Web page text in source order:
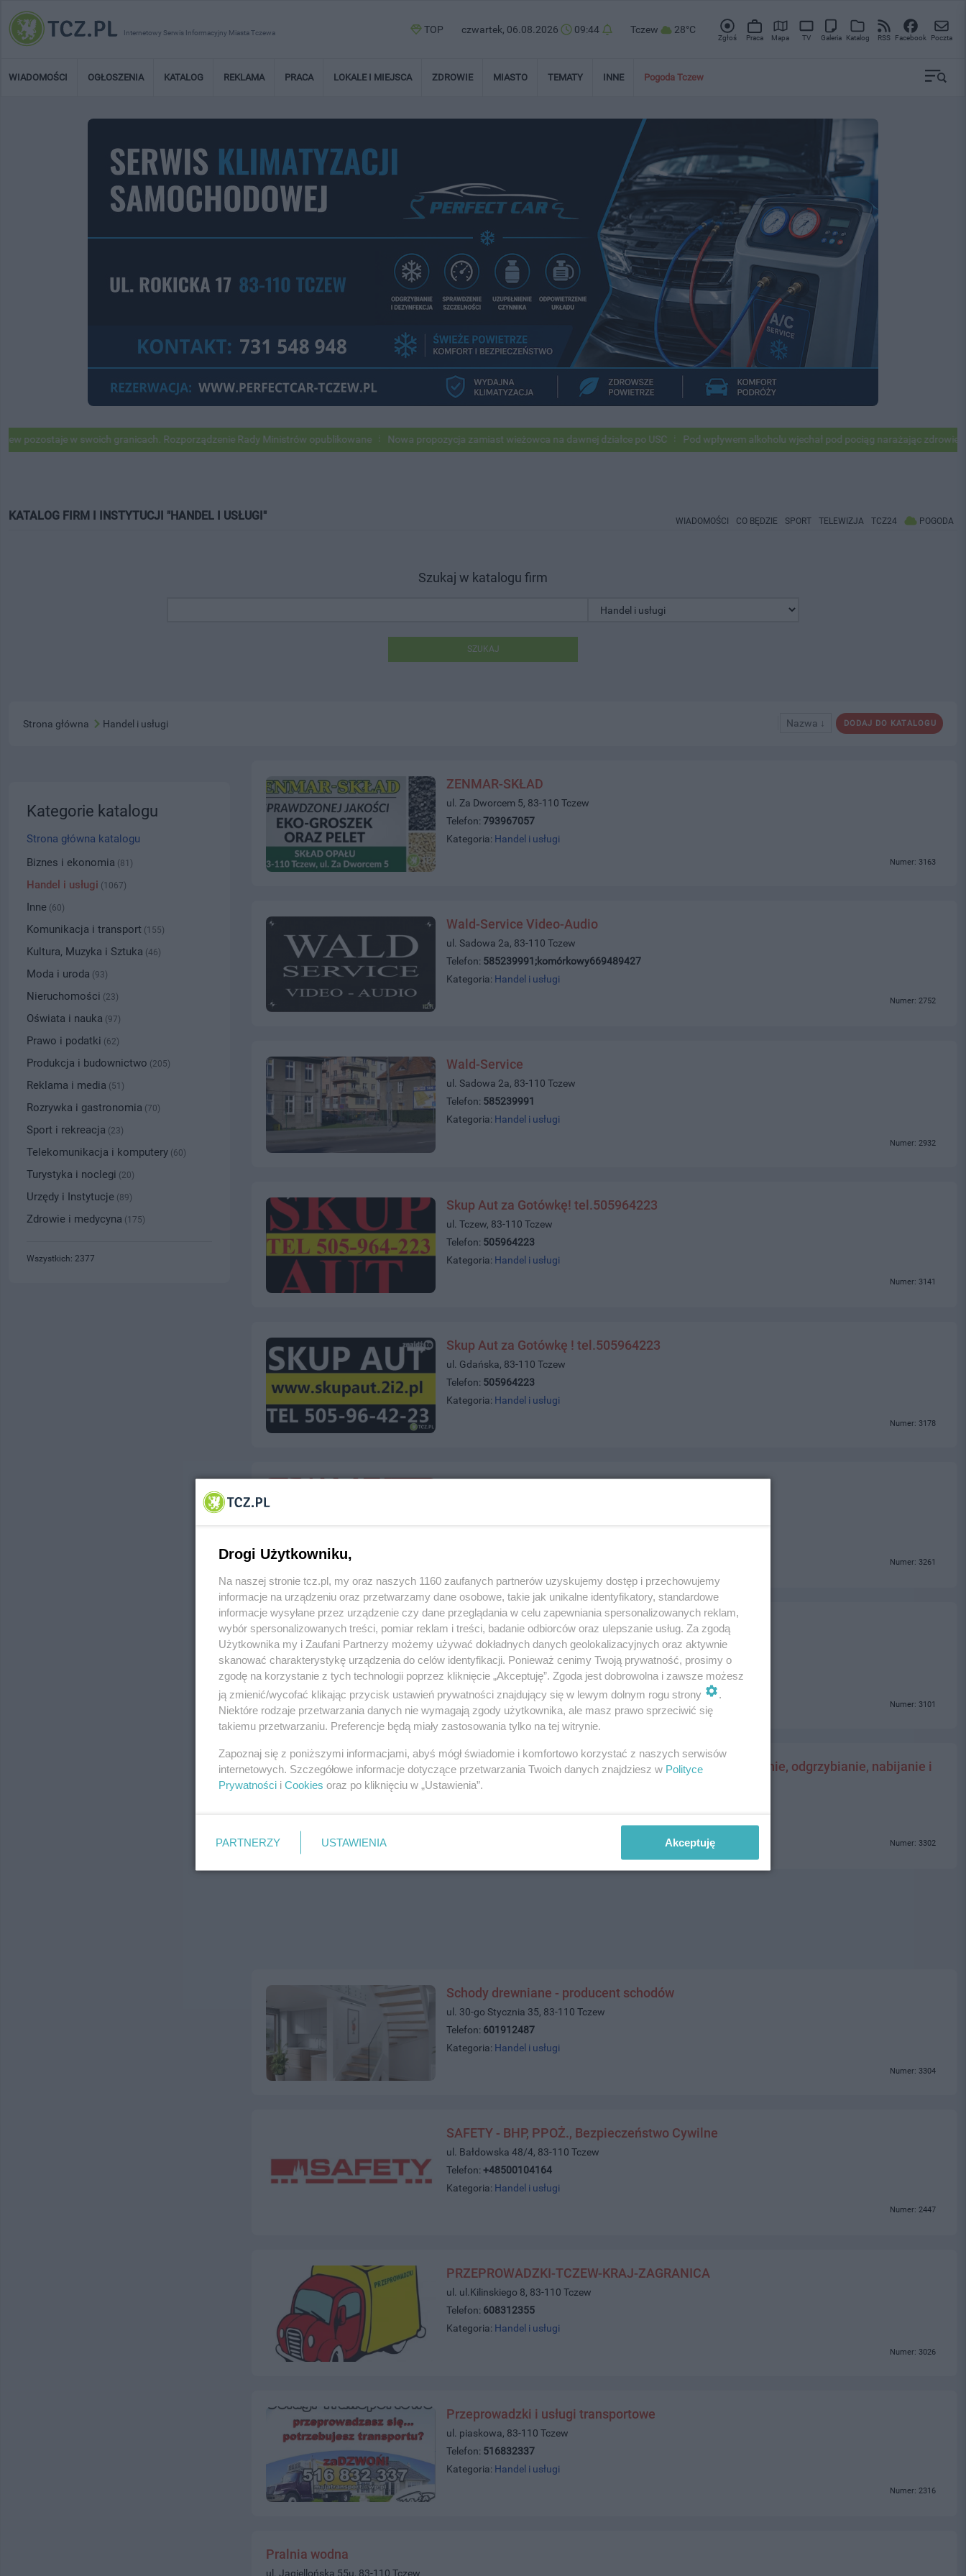
Internetowy Serwis Informacyjny Miasta Tczewa TOP czwartek, 06.08.2026 09:44 Tczew 28°C
Zgłoś Praca Mapa TV Galeria Katalog RSS Facebook Poczta
WIADOMOŚCI OGŁOSZENIA KATALOG REKLAMA PRACA LOKALE I MIEJSCA ZDROWIE MIASTO TEMATY INNE Pogoda Tczew
w swoich granicach. Rozporządzenie Rady Ministrów opublikowane Nowa propozycja zamiast wieżowca na dawnej działce po USC Pod wpływem alkoholu wjechał pod pociąg narażając zdrowie i życie ok
KATALOG FIRM I INSTYTUCJI "HANDEL I USŁUGI" WIADOMOŚCI CO BĘDZIE SPORT TELEWIZJA TCZ24 POGODA
Szukaj w katalogu firm
SZUKAJ
DODAJ DO KATALOGU
Nazwa ↓
Strona główna Handel i usługi
ZENMAR-SKŁAD
ul. Za Dworcem 5, 83-110 Tczew
Telefon:793967057
Kategoria: Handel i usługi
Numer: 3163
Wald-Service Video-Audio
ul. Sadowa 2a, 83-110 Tczew
Telefon: 585239991;komórkowy669489427
Kategoria: Handel i usługi
Numer: 2752
Wald-Service
ul. Sadowa 2a, 83-110 Tczew
Telefon: 585239991
Kategoria: Handel i usługi
Numer: 2932
Skup Aut za Gotówkę! tel.505964223
ul. Tczew, 83-110 Tczew
Telefon: 505964223
Kategoria: Handel i usługi
Numer: 3141
Skup Aut za Gotówkę ! tel.505964223
ul. Gdańska, 83-110 Tczew
Telefon: 505964223
Kategoria: Handel i usługi
Numer: 3178
Numer: 3261
Skup Aut
ul. Tczew, 83-110 Tczew
Telefon:505964223
Kategoria:Handel i usługi
Numer: 3101
Serwis klimatyzacji samochodowej - przegląd, czyszczenie, odgrzybianie, nabijanie i
inne
Numer: 3302
Schody drewniane - producent schodów
ul. 30-go Stycznia 35, 83-110 Tczew
Telefon: 601912487
Kategoria: Handel i usługi
Numer: 3304
SAFETY - BHP, PPOŻ., Bezpieczeństwo Cywilne
ul. Bałdowska 48/4, 83-110 Tczew
Telefon:+48500104164
Kategoria: Handel i usługi
Numer: 2447
PRZEPROWADZKI-TCZEW-KRAJ-ZAGRANICA
ul. ul.Kilinskiego 8, 83-110 Tczew
Telefon: 608312355
Kategoria: Handel i usługi
Numer: 3026
Przeprowadzki i usługi transportowe
ul. piaskowa, 83-110 Tczew
Telefon: 516832337
Kategoria: Handel i usługi
Numer: 2316
Pralnia wodna
ul. Jagiellońska 55u, 83-110 Tczew
Kategorie katalogu
Strona główna katalogu
Biznes i ekonomia (81)
Handel i usługi (1067)
Inne (60)
Komunikacja i transport (155)
Kultura, Muzyka i Sztuka (46)
Moda i uroda (93)
Nieruchomości (23)
Oświata i nauka (97)
Prawo i podatki (62)
Produkcja i budownictwo (205)
Reklama i media (51)
Rozrywka i gastronomia (70)
Sport i rekreacja (23)
Telekomunikacja i komputery (60)
Turystyka i noclegi (20)
Urzędy i Instytucje (89)
Zdrowie i medycyna (175)
Wszystkich: 2377
Drogi Użytkowniku,
Na naszej stronie tcz.pl, my oraz naszych 1160 zaufanych partnerów uzyskujemy dostęp i przechowujemy
informacje na urządzeniu oraz przetwarzamy dane osobowe, takie jak unikalne identyfikatory, standardowe
informacje wysyłane przez urządzenie czy dane przeglądania w celu zapewniania spersonalizowanych reklam,
wybór spersonalizowanych treści, pomiar reklam i treści, badanie odbiorców oraz ulepszanie usług. Za zgodą
Użytkownika my i Zaufani Partnerzy możemy używać dokładnych danych geolokalizacyjnych oraz aktywnie
skanować charakterystykę urządzenia do celów identyfikacji. Ponieważ cenimy Twoją prywatność, prosimy o
zgodę na korzystanie z tych technologii poprzez kliknięcie „Akceptuję”. Zgoda jest dobrowolna i zawsze możesz
ją zmienić/wycofać klikając przycisk ustawień prywatności znajdujący się w lewym dolnym rogu strony
.
Niektóre rodzaje przetwarzania danych nie wymagają zgody użytkownika, ale masz prawo sprzeciwić się
takiemu przetwarzaniu. Preferencje będą miały zastosowania tylko na tej witrynie.
Zapoznaj się z poniższymi informacjami, abyś mógł świadomie i komfortowo korzystać z naszych serwisów
internetowych. Szczegółowe informacje dotyczące przetwarzania Twoich danych znajdziesz w Polityce
Prywatności i Cookies oraz po kliknięciu w „Ustawienia”.
PARTNERZY USTAWIENIA Akceptuję